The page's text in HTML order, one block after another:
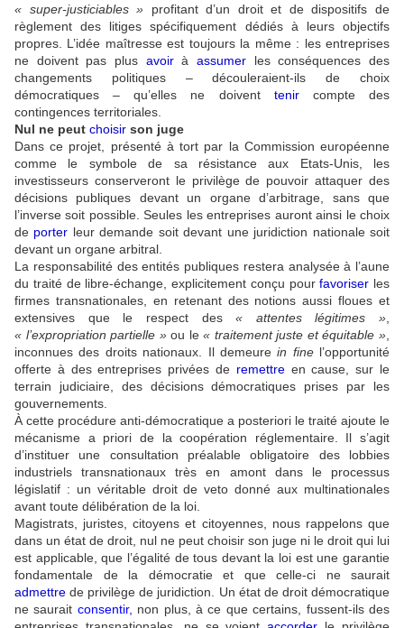
« super-justiciables » profitant d’un droit et de dispositifs de
règlement des litiges spécifiquement dédiés à leurs objectifs
propres. L’idée maîtresse est toujours la même : les entreprises
ne doivent pas plus avoiràassumer
les conséquences des
changements politiques – découleraient-ils de choix
démocratiques – qu’elles ne doivent tenir
compte des
contingences territoriales.
Nul ne peut choisir son juge
Dans ce projet, présenté à tort par la Commission européenne
comme le symbole de sa résistance aux Etats-Unis, les
investisseurs conserveront le privilège de pouvoir attaquer des
décisions publiques devant un organe d’arbitrage, sans que
l’inverse soit possible. Seules les entreprises auront ainsi le choix
de porter leur demande soit devant une juridiction nationale soit
devant un organe arbitral.
La responsabilité des entités publiques restera analysée à l’aune
du traité de libre-échange, explicitement conçu pourfavoriser les
firmes transnationales, en retenant des notions aussi floues et
extensives que le respect des« attentes légitimes »
« l’expropriation partielle »ou le« traitement juste et équitable »
inconnues des droits nationaux. Il demeurein finel’opportunité
offerte à des entreprises privées de remettreen cause, sur le
terrain judiciaire, des décisions démocratiques prises par les
gouvernements.
À cette procédure anti-démocratique a posteriori le traité ajoute le
mécanisme a priori de la coopération réglementaire. Il s’agit
d’instituer une consultation préalable obligatoire des lobbies
industriels transnationaux très en amont dans le processus
législatif : un véritable droit de veto donné aux multinationales
avant toute délibération de la loi.
Magistrats, juristes, citoyens et citoyennes, nous rappelons que
dans un état de droit, nul ne peut choisir son juge ni le droit qui lui
est applicable, que l’égalité de tous devant la loi est une garantie
fondamentale de la démocratie et que celle-ci ne saurait
admettre de privilège de juridiction. Un état de droit démocratique
ne saurait consentir, non plus, à ce que certains, fussent-ils des